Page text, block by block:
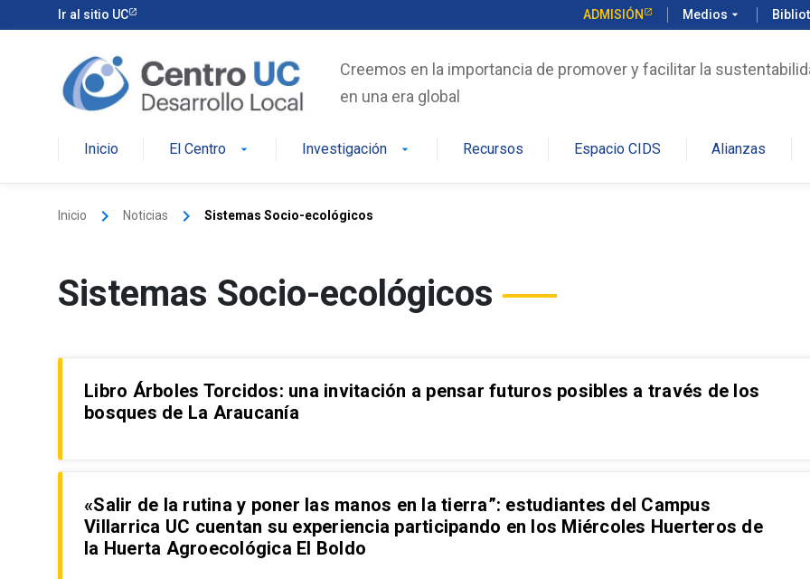
to
Ir al sitio UC ADMISIÓN Medios arrow_drop_down
Creemos en la importancia de promover y facilitar la
en una era global
Inicio El Centro arrow_drop_down Investigación arrow_drop_down Recursos Espacio CIDS Alianzas
Inicio keyboard_arrow_right Noticias keyboard_arrow_right Sistemas Socio-ecológicos
Sistemas Socio-ecológicos
Libro Árboles Torcidos: una invitación a pensar futuros posibles a través de los
bosques de La Araucanía
«Salir de la rutina y poner las manos en la tierra”: estudiantes del Campus
Villarrica UC cuentan su experiencia participando en los Miércoles Huerteros de
la Huerta Agroecológica El Boldo